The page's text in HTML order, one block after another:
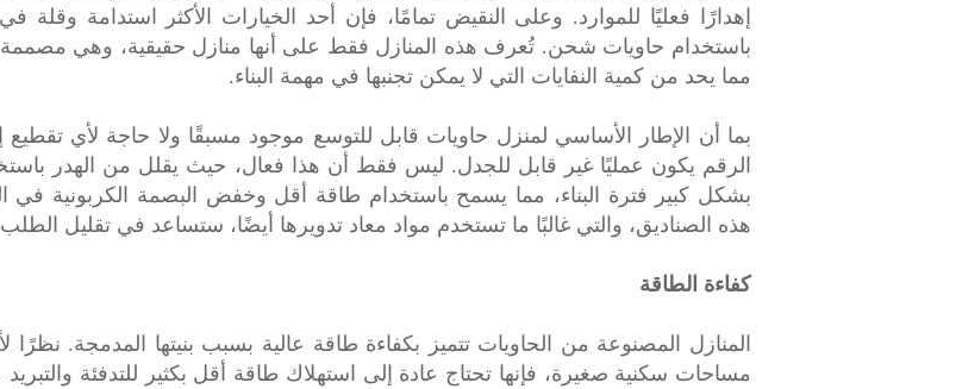
إهدارًا فعليًا للموارد. وعلى النقيض تمامًا، فإن أحد الخيارات الأكثر استدامة وقلة في
باستخدام حاويات شحن. تُعرف هذه المنازل فقط على أنها منازل حقيقية، وهي
مما يحد من كمية النفايات التي لا يمكن تجنبها في مهمة البناء.
بما أن الإطار الأساسي لمنزل حاويات قابل للتوسع موجود مسبقًا ولا حاجة لأي تقطيع
الرقم يكون عمليًا غير قابل للجدل. ليس فقط أن هذا فعال، حيث يقلل من الهدر
بشكل كبير فترة البناء، مما يسمح باستخدام طاقة أقل وخفض البصمة الكربونية في
هذه الصناديق، والتي غالبًا ما تستخدم مواد معاد تدويرها أيضًا، ستساعد في تقليل
كفاءة الطاقة
المنازل المصنوعة من الحاويات تتميز بكفاءة طاقة عالية بسبب بنيتها المدمجة.
مساحات سكنية صغيرة، فإنها تحتاج عادة إلى استهلاك طاقة أقل بكثير للتدفئة والتبريد